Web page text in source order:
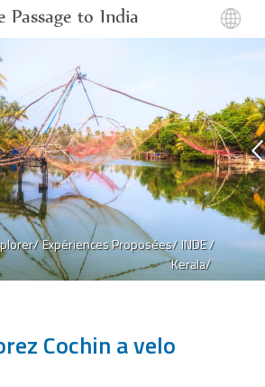
Passage to India
Expériences Proposées/ INDE /
Kerala/
Cochin a velo